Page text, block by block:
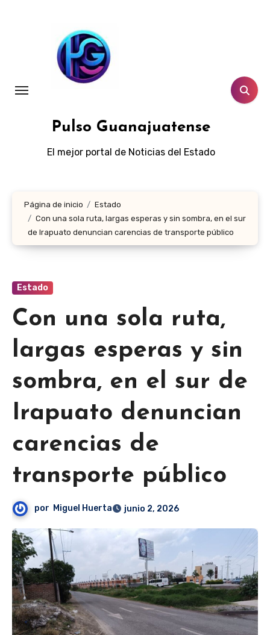
Pulso Guanajuatense
El mejor portal de Noticias del Estado
Página de inicio
Estado
Con una sola ruta, largas esperas y sin sombra, en el sur
de Irapuato denuncian carencias de transporte público
Estado
Con una sola ruta,
largas esperas y sin
sombra, en el sur de
Irapuato denuncian
carencias de
transporte público
por Miguel Huerta junio 2, 2026